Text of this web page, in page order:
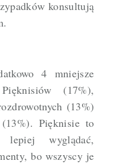
konsultują
4 mniejsze
(17%),
(13%)
Pięknisie to
wyglądać,
bo wszyscy je